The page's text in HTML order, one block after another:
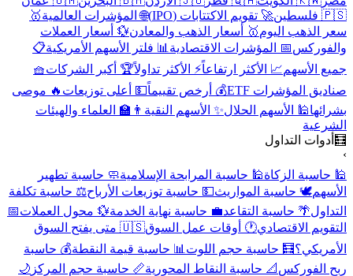
🇵🇸 فلسطين
🚀 تقويم الاكتتابات (IPO) 🌐 المؤشرات العالمية🥇
سعر الذهب اليوم🥇 أسعار الذهب والمعادن💱 أسعار العملات
والفوركس 📅 المؤشرات الاقتصادية📊 فلتر الأسهم الأمريكية📋
جميع الأسهم📈 الأكثر ارتفاعاً⚡ الأكثر تداولاً🏆 أكبر الشركات🧺
صناديق المؤشرات ETF
💰 أرخص تقييماً💵 أعلى توزيعات🔥 موصى
بشرائها🕌 الأسهم الحلال ✨ الأسهم النقية👨‍🏫 العلماء والهيئات
الشرعية
🧮أدوات التداول
🕌 حاسبة الزكاة🕌 حاسبة المرابحة الإسلامية🧼 حاسبة تطهير
الأسهم🕊️ حاسبة المواريث💵 حاسبة توزيعات الأرباح⚖️ حاسبة تكلفة
التداول 🌴 حاسبة التقاعد💼 حاسبة نهاية الخدمة💱 محول العملات📅
التقويم الاقتصادي🕐 أوقات عمل السوق
🇺🇸 متى يفتح السوق
الأمريكي؟🧮 حاسبة حجم اللوت📊 حاسبة قيمة النقطة💰 حاسبة
ربح الفوركس 📐 حاسبة النقاط المحورية📏 حاسبة حجم المركز 🌙